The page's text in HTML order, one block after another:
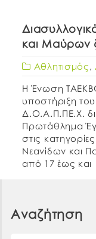
και Μαύρων
Αθλητισμός ,
Η Ένωση
υποστήριξη
Δ.Ο.Α.Π.ΠΕ.Χ.
Πρωτάθλημα
στις
Νεανίδων και
από 17 έως και
Αναζήτηση